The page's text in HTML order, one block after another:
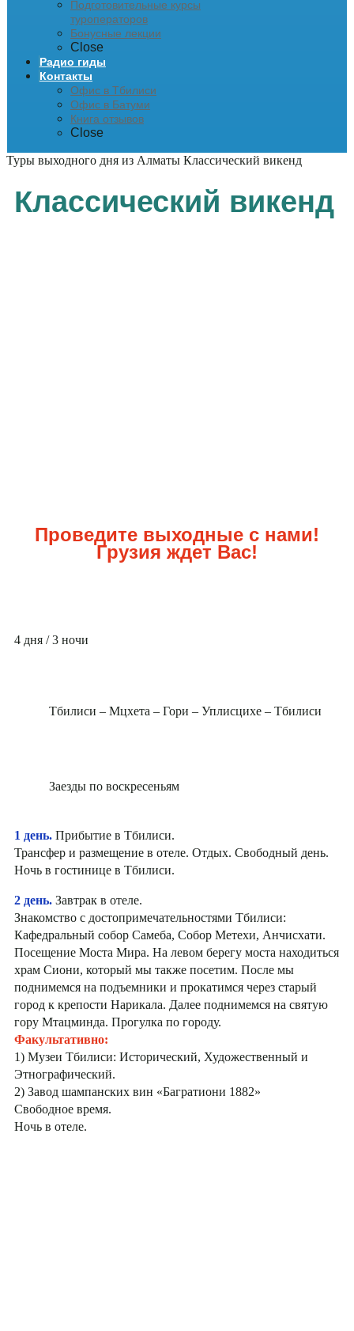
Подготовительные курсы
туроператоров
Бонусные лекции
Close
Радио гиды
Контакты
Офис в Тбилиси
Офис в Батуми
Книга отзывов
Close
Туры выходного дня из Алматы Классический викенд
Классический викенд
Проведите выходные с нами!
Грузия ждет Вас!
4 дня / 3 ночи
Тбилиси – Мцхета – Гори – Уплисцихе – Тбилиси
Заезды по воскресеньям
1 день. Прибытие в Тбилиси.
Трансфер и размещение в отеле. Отдых. Свободный день.
Ночь в гостинице в Тбилиси.
2 день. Завтрак в отеле.
Знакомство с достопримечательностями Тбилиси:
Кафедральный собор Самеба, Собор Метехи, Анчисхати.
Посещение Моста Мира. На левом берегу моста находиться
храм Сиони, который мы также посетим. После мы
поднимемся на подъемники и прокатимся через старый
город к крепости Нарикала. Далее поднимемся на святую
гору Мтацминда. Прогулка по городу.
Факультативно:
1) Музеи Тбилиси: Исторический, Художественный и
Этнографический.
2) Завод шампанских вин «Багратиони 1882»
Свободное время.
Ночь в отеле.